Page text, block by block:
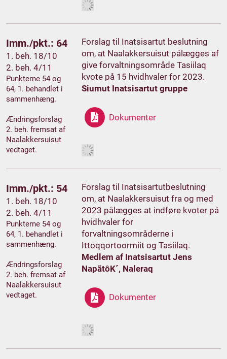
Imm./pkt.: 64
1. beh. 18/10
2. beh. 4/11
Punkterne 54 og
64, 1. behandlet i
sammenhæng.
Ændringsforslag
2. beh. fremsat af
Naalakkersuisut
vedtaget.
Forslag til Inatsisartut beslutning
om, at Naalakkersuisut pålægges af
give forvaltningsområde Tasiilaq
kvote på 15 hvidhvaler for 2023.
Siumut Inatsisartut gruppe
Dokumenter
Imm./pkt.: 54
1. beh. 18/10
2. beh. 4/11
Punkterne 54 og
64, 1. behandlet i
sammenhæng.
Ændringsforslag
2. beh. fremsat af
Naalakkersuisut
vedtaget.
Forslag til Inatsisartutbeslutning
om, at Naalakkersuisut fra og med
2023 pålægges at indføre kvoter på
hvidhvaler for
forvaltningsområderne i
Ittoqqortoormiit og Tasiilaq.
Medlem af Inatsisartut Jens
NapãtôK´, Naleraq
Dokumenter